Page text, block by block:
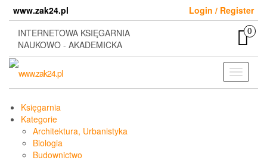
content
www.zak24.pl
Login / Register
INTERNETOWA KSIĘGARNIA
NAUKOWO - AKADEMICKA
0
Toggle
Księgarnia
Kategorie
Architektura, Urbanistyka
Biologia
Budownictwo